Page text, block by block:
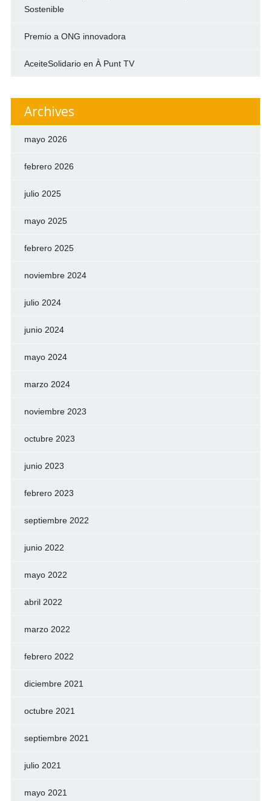
Sostenible
Premio a ONG innovadora
AceiteSolidario en À Punt TV
Archives
mayo 2026
febrero 2026
julio 2025
mayo 2025
febrero 2025
noviembre 2024
julio 2024
junio 2024
mayo 2024
marzo 2024
noviembre 2023
octubre 2023
junio 2023
febrero 2023
septiembre 2022
junio 2022
mayo 2022
abril 2022
marzo 2022
febrero 2022
diciembre 2021
octubre 2021
septiembre 2021
julio 2021
mayo 2021